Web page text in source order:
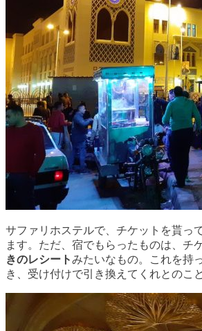
サファリホステルで、チケットを貰っ
ます。ただ、宿でもらったものは、チ
きのレシートみたいなもの。これを持
き、受け付けで引き換えてくれとのこと